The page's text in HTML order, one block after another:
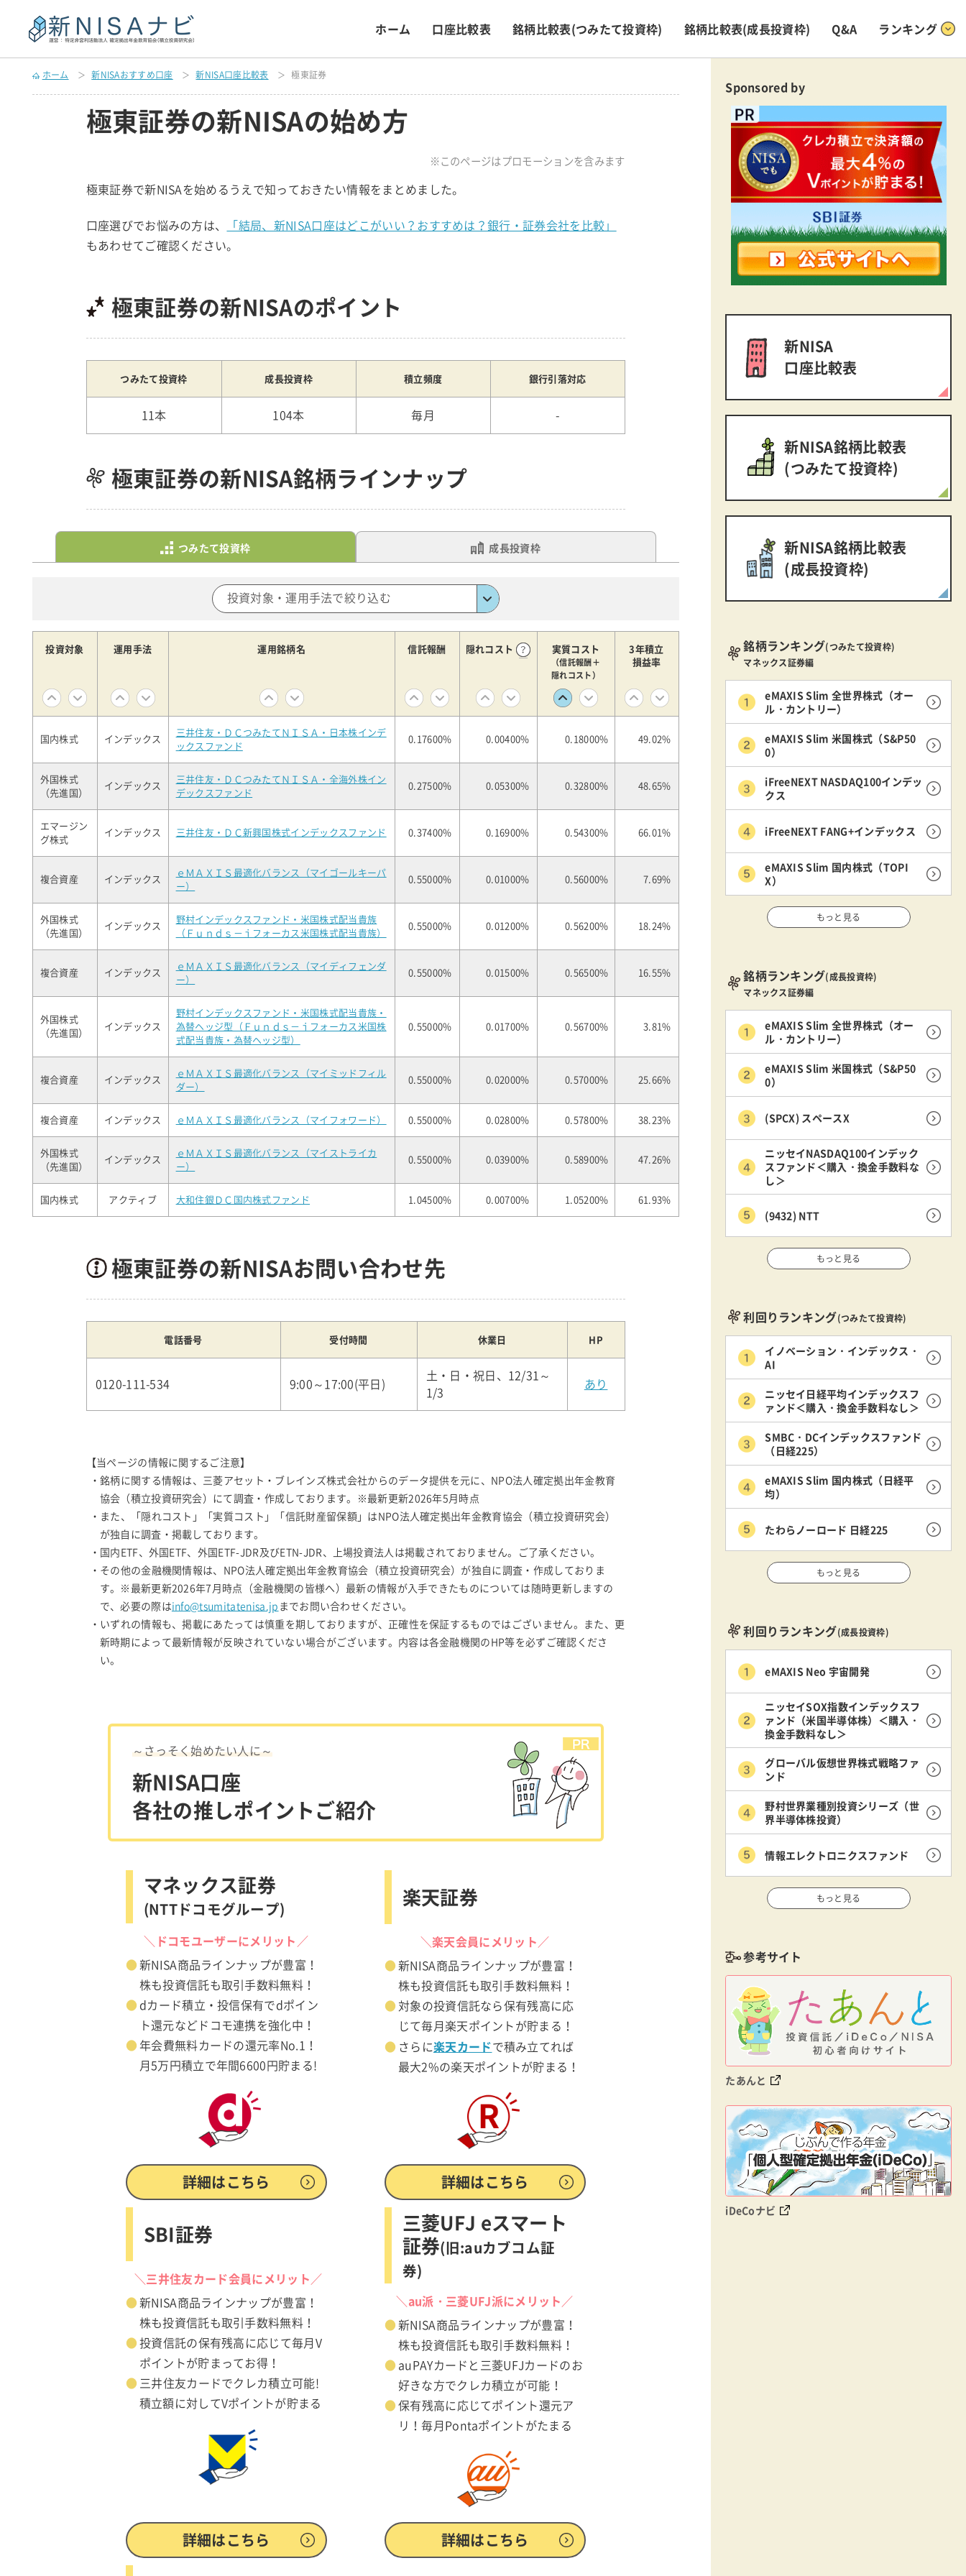
ホーム 口座比較表 銘柄比較表(つみたて投資枠) 銘柄比較表(成長投資枠) Q&A ランキング
ホーム 新NISAおすすめ口座 新NISA口座比較表 極東証券
極東証券の新NISAの始め方
※このページはプロモーションを含みます
極東証券で新NISAを始めるうえで知っておきたい情報をまとめました。
口座選びでお悩みの方は、
「結局、新NISA口座はどこがいい？おすすめは？銀行・証券会社を比較」
もあわせてご確認ください。
極東証券の新NISAのポイント
つみたて投資枠 成長投資枠 積立頻度 銀行引落対応
11本 104本 毎月 -
極東証券の新NISA銘柄ラインナップ
つみたて投資枠 成長投資枠
投資対象・運用手法で絞り込む
投資対象 運用手法 運用銘柄名 信託報酬 隠れコスト 実質コスト
（信託報酬＋
隠れコスト）
3年積立
損益率
国内株式 インデックス
三井住友・ＤＣつみたてＮＩＳＡ・日本株インデ
ックスファンド
0.17600% 0.00400% 0.18000% 49.02%
外国株式
（先進国）
インデックス
三井住友・ＤＣつみたてＮＩＳＡ・全海外株イン
デックスファンド
0.27500% 0.05300% 0.32800% 48.65%
エマージン
グ株式
インデックス 三井住友・ＤＣ新興国株式インデックスファンド 0.37400% 0.16900% 0.54300% 66.01%
複合資産 インデックス
ｅＭＡＸＩＳ最適化バランス（マイゴールキーパ
ー）
0.55000% 0.01000% 0.56000% 7.69%
外国株式
（先進国）
インデックス
野村インデックスファンド・米国株式配当貴族
（Ｆｕｎｄｓ－ｉフォーカス米国株式配当貴族）
0.55000% 0.01200% 0.56200% 18.24%
複合資産 インデックス
ｅＭＡＸＩＳ最適化バランス（マイディフェンダ
ー）
0.55000% 0.01500% 0.56500% 16.55%
外国株式
（先進国）
インデックス
野村インデックスファンド・米国株式配当貴族・
為替ヘッジ型（Ｆｕｎｄｓ－ｉフォーカス米国株
式配当貴族・為替ヘッジ型）
0.55000% 0.01700% 0.56700% 3.81%
複合資産 インデックス
ｅＭＡＸＩＳ最適化バランス（マイミッドフィル
ダー）
0.55000% 0.02000% 0.57000% 25.66%
複合資産 インデックス ｅＭＡＸＩＳ最適化バランス（マイフォワード） 0.55000% 0.02800% 0.57800% 38.23%
外国株式
（先進国）
インデックス
ｅＭＡＸＩＳ最適化バランス（マイストライカ
ー）
0.55000% 0.03900% 0.58900% 47.26%
国内株式 アクティブ 大和住銀ＤＣ国内株式ファンド 1.04500% 0.00700% 1.05200% 61.93%
極東証券の新NISAお問い合わせ先
電話番号 受付時間 休業日 HP
0120-111-534 9:00～17:00(平日)
土・日・祝日、12/31～
1/3
あり
【当ページの情報に関するご注意】
・銘柄に関する情報は、三菱アセット・ブレインズ株式会社からのデータ提供を元に、NPO法人確定拠出年金教育
協会（積立投資研究会）にて調査・作成しております。※最新更新2026年5月時点
・また、「隠れコスト」「実質コスト」「信託財産留保額」はNPO法人確定拠出年金教育協会（積立投資研究会）
が独自に調査・掲載しております。
・国内ETF、外国ETF、外国ETF-JDR及びETN-JDR、上場投資法人は掲載されておりません。ご了承ください。
・その他の金融機関情報は、NPO法人確定拠出年金教育協会（積立投資研究会）が独自に調査・作成しておりま
す。※最新更新2026年7月時点（金融機関の皆様へ）最新の情報が入手できたものについては随時更新しますの
で、必要の際はinfo@tsumitatenisa.jp までお問い合わせください。
・いずれの情報も、掲載にあたっては慎重を期しておりますが、正確性を保証するものではございません。また、更
新時期によって最新情報が反映されていない場合がございます。内容は各金融機関のHP等を必ずご確認くださ
い。
～さっそく始めたい人に～
新NISA口座
各社の推しポイントご紹介
マネックス証券
(NTTドコモグループ)
＼ドコモユーザーにメリット／
新NISA商品ラインナップが豊富！
株も投資信託も取引手数料無料！
dカード積立・投信保有でdポイン
ト還元などドコモ連携を強化中！
年会費無料カードの還元率No.1！
月5万円積立で年間6600円貯まる!
詳細はこちら
楽天証券
＼楽天会員にメリット／
新NISA商品ラインナップが豊富！
株も投資信託も取引手数料無料！
対象の投資信託なら保有残高に応
じて毎月楽天ポイントが貯まる！
さらに楽天カードで積み立てれば
最大2%の楽天ポイントが貯まる！
詳細はこちら
SBI証券
＼三井住友カード会員にメリット／
新NISA商品ラインナップが豊富！
株も投資信託も取引手数料無料！
投資信託の保有残高に応じて毎月V
ポイントが貯まってお得！
三井住友カードでクレカ積立可能!
積立額に対してVポイントが貯まる
詳細はこちら
三菱UFJ eスマート
証券(旧:auカブコム証
券)
＼au派・三菱UFJ派にメリット／
新NISA商品ラインナップが豊富！
株も投資信託も取引手数料無料！
auPAYカードと三菱UFJカードのお
好きな方でクレカ積立が可能！
保有残高に応じてポイント還元ア
リ！毎月Pontaポイントがたまる
詳細はこちら
Sponsored by
新NISA
口座比較表
新NISA銘柄比較表
(つみたて投資枠)
新NISA銘柄比較表
(成長投資枠)
銘柄ランキング(つみたて投資枠)
マネックス証券編
eMAXIS Slim 全世界株式（オー
ル・カントリー）
eMAXIS Slim 米国株式（S&P50
0）
iFreeNEXT NASDAQ100インデッ
クス
iFreeNEXT FANG+インデックス
eMAXIS Slim 国内株式（TOPI
X）
もっと見る
銘柄ランキング(成長投資枠)
マネックス証券編
eMAXIS Slim 全世界株式（オー
ル・カントリー）
eMAXIS Slim 米国株式（S&P50
0）
(SPCX) スペースX
ニッセイNASDAQ100インデック
スファンド＜購入・換金手数料な
し＞
(9432) NTT
もっと見る
利回りランキング(つみたて投資枠)
イノベーション・インデックス・
AI
ニッセイ日経平均インデックスフ
ァンド＜購入・換金手数料なし＞
SMBC・DCインデックスファンド
（日経225）
eMAXIS Slim 国内株式（日経平
均）
たわらノーロード 日経225
もっと見る
利回りランキング(成長投資枠)
eMAXIS Neo 宇宙開発
ニッセイSOX指数インデックスフ
ァンド（米国半導体株）＜購入・
換金手数料なし＞
グローバル仮想世界株式戦略ファ
ンド
野村世界業種別投資シリーズ（世
界半導体株投資）
情報エレクトロニクスファンド
もっと見る
参考サイト
たあんと
iDeCoナビ